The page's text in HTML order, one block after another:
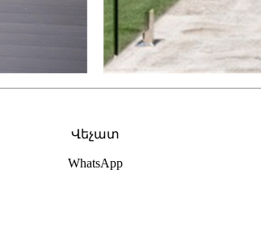
Վեչատ
WhatsApp